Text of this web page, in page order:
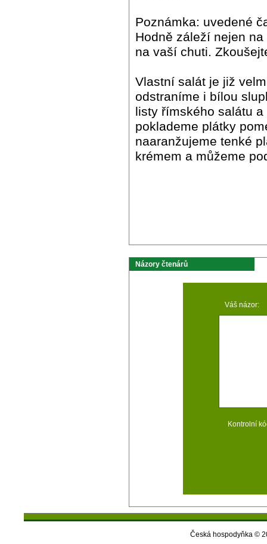
Poznámka: uvedené
Hodně záleží nejen
na vaší chuti.
Vlastní salát je již
odstraníme i bílou
listy římského salátu
poklademe plátky
naaranžujeme tenké
krémem a můžeme
Názory čtenárů
Váš názor:
Kontrolní
Česká hospodyňka ©